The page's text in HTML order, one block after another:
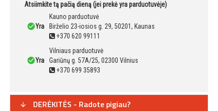
Atsiimkite tą pačią dieną (jei prekė yra parduotuvėje)
Yra
Kauno parduotuvė
Birželio 23-iosios g. 29, 50201, Kaunas
+370 620 99111
Yra
Vilniaus parduotuvė
Gariūnų g. 57A/25, 02300 Vilnius
+370 699 35893
DERĖKITĖS - Radote pigiau?